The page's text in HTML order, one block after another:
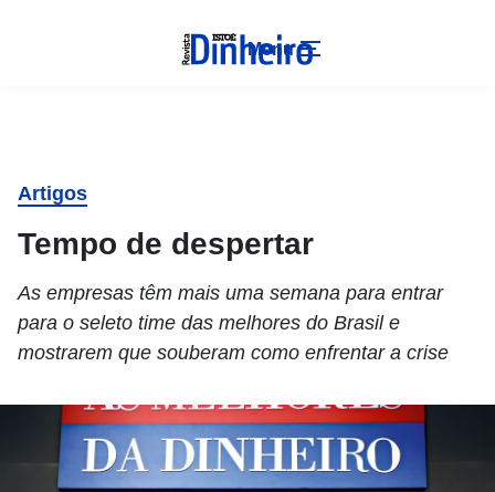
Menu
Artigos
Tempo de despertar
As empresas têm mais uma semana para entrar
para o seleto time das melhores do Brasil e
mostrarem que souberam como enfrentar a crise